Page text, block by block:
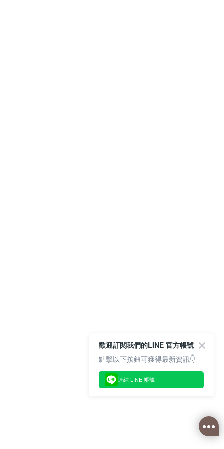
歡迎訂閱我們的LINE 官方帳號
點擊以下按鈕可獲得最新資訊👇
連結 LINE 帳號